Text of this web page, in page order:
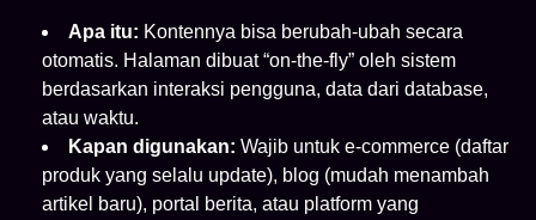
Apa itu: Kontennya bisa berubah-ubah secara
otomatis. Halaman dibuat “on-the-fly” oleh sistem
berdasarkan interaksi pengguna, data dari database,
atau waktu.
Kapan digunakan: Wajib untuk e-commerce (daftar
produk yang selalu update), blog (mudah menambah
artikel baru), portal berita, atau platform yang